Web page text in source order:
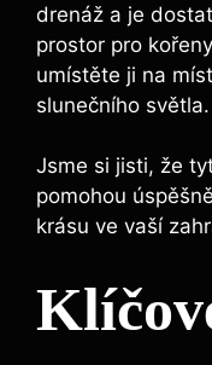
drenáž a je
prostor pro
umístěte ji na
slunečního světla.
Jsme si jisti, že
pomohou
krásu ve vaší